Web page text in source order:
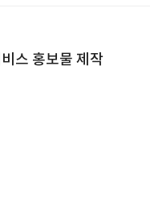
스 홍보물 제작